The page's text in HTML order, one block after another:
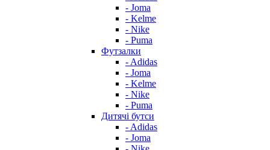
- Joma
- Kelme
- Nike
- Puma
Футзалки
- Adidas
- Joma
- Kelme
- Nike
- Puma
Дитячі бутси
- Adidas
- Joma